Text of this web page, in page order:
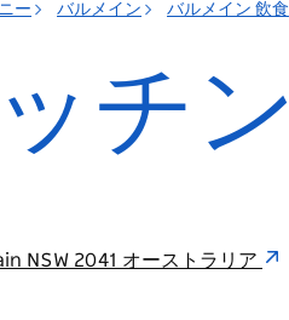
ー バルメイン バルメイン 飲食
チン
NSW 2041 オーストラリア